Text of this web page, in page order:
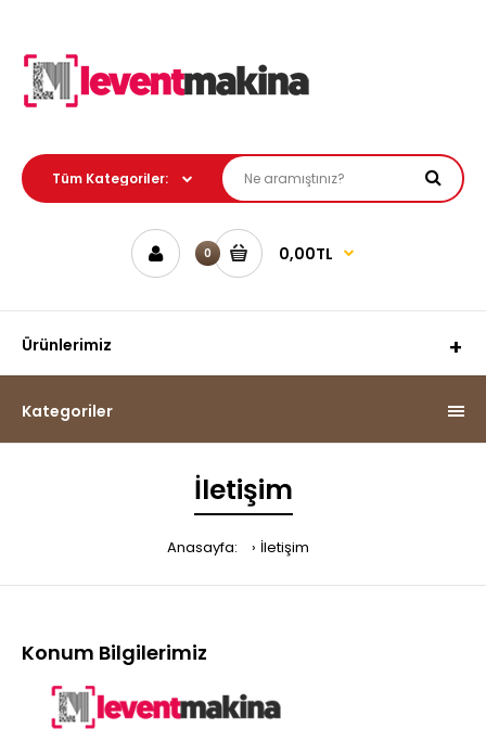
0 0,00TL
Ürünlerimiz
Kategoriler
İletişim
Anasayfa: İletişim
Konum Bilgilerimiz